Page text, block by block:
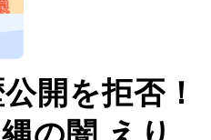
開を拒否！